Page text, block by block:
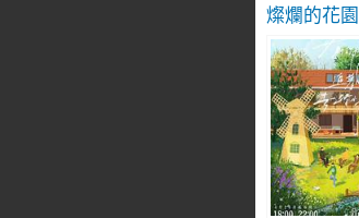
燦爛的花園